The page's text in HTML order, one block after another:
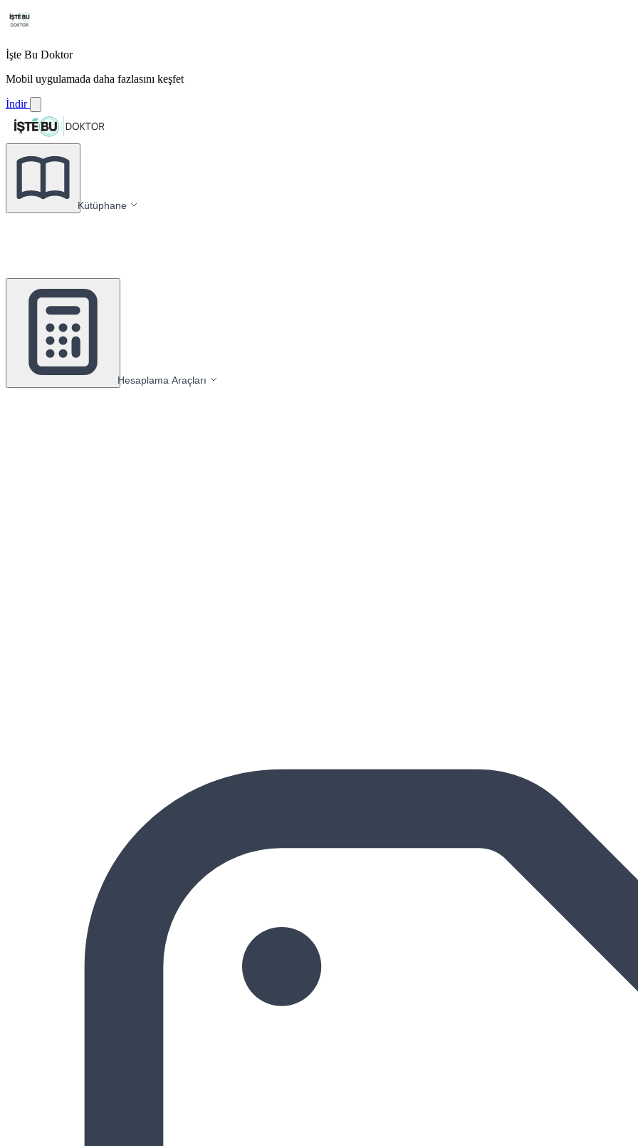
İşte Bu Doktor
Mobil uygulamada daha fazlasını keşfet
İndir
Kütüphane
Hesaplama Araçları